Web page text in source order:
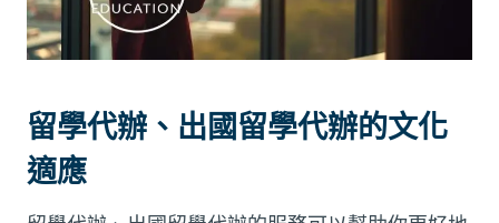
留學代辦、出國留學代辦的文化
適應